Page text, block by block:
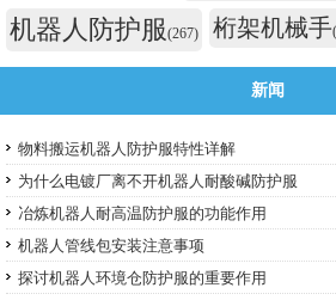
机器人防护服(267) 桁架机械手
新闻
物料搬运机器人防护服特性详解
为什么电镀厂离不开机器人耐酸碱防护服
冶炼机器人耐高温防护服的功能作用
机器人管线包安装注意事项
探讨机器人环境仓防护服的重要作用